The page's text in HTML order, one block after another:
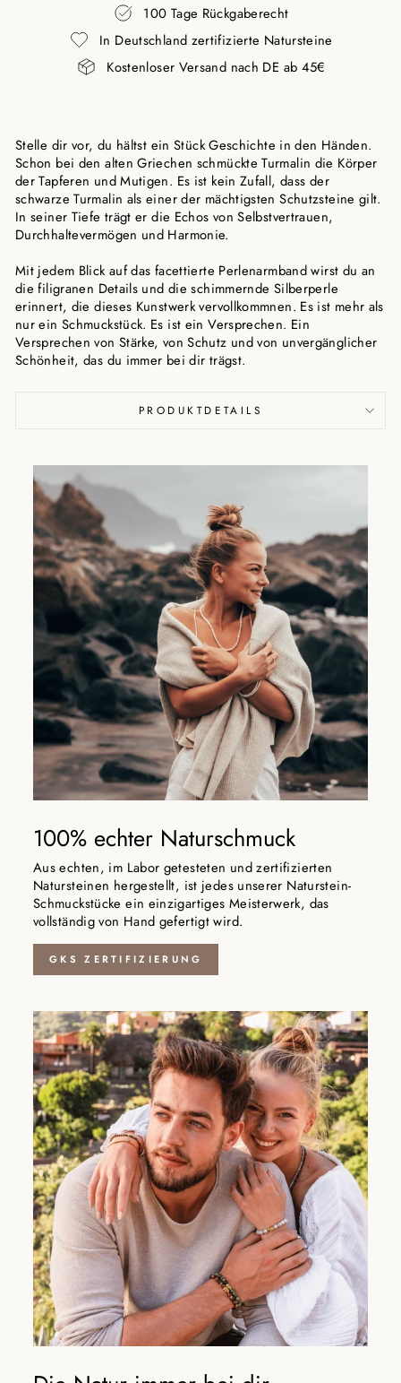
100 Tage Rückgaberecht
In Deutschland zertifizierte Natursteine
Kostenloser Versand nach DE ab 45€
Stelle dir vor, du hältst ein Stück Geschichte in den Händen.
Schon bei den alten Griechen schmückte Turmalin die Körper
der Tapferen und Mutigen. Es ist kein Zufall, dass der
schwarze Turmalin als einer der mächtigsten Schutzsteine gilt.
In seiner Tiefe trägt er die Echos von Selbstvertrauen,
Durchhaltevermögen und Harmonie.
Mit jedem Blick auf das facettierte Perlenarmband wirst du an
die filigranen Details und die schimmernde Silberperle
erinnert, die dieses Kunstwerk vervollkommnen. Es ist mehr als
nur ein Schmuckstück. Es ist ein Versprechen. Ein
Versprechen von Stärke, von Schutz und von unvergänglicher
Schönheit, das du immer bei dir trägst.
PRODUKTDETAILS
100% echter Naturschmuck
Aus echten, im Labor getesteten und zertifizierten
Natursteinen hergestellt, ist jedes unserer Naturstein-
Schmuckstücke ein einzigartiges Meisterwerk, das
vollständig von Hand gefertigt wird.
GKS ZERTIFIZIERUNG